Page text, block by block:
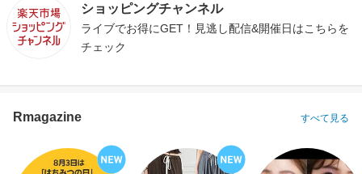
ショッピングチャンネル
ライブでお得にGET！見逃し配信&開催日はこちらを
チェック
Rmagazine すべて見る